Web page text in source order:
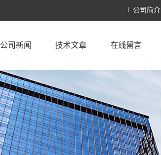
公司简介
公司新闻 技术文章 在线留言